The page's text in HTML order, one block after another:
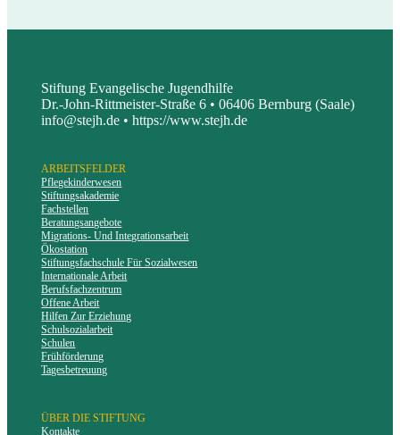
Stiftung Evangelische Jugendhilfe
Dr.-John-Rittmeister-Straße 6 • 06406 Bernburg (Saale)
info@stejh.de • https://www.stejh.de
ARBEITSFELDER
Pflegekinderwesen
Stiftungsakademie
Fachstellen
Beratungsangebote
Migrations- Und Integrationsarbeit
Ökostation
Stiftungsfachschule Für Sozialwesen
Internationale Arbeit
Berufsfachzentrum
Offene Arbeit
Hilfen Zur Erziehung
Schulsozialarbeit
Schulen
Frühförderung
Tagesbetreuung
ÜBER DIE STIFTUNG
Kontakte